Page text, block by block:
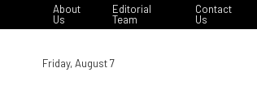
About
Us
Editorial
Team
Contact
Us
Friday, August 7